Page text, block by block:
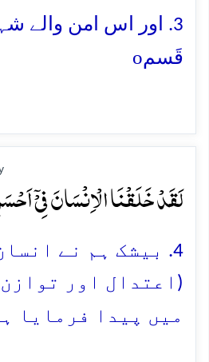
3. اور اس امن والے
قَسمo
لَقَدۡ خَلَقۡنَا الۡاِنۡسَانَ فِیۡۤ
4. بیشک ہم نے
(اعتدال اور
میں پیدا فرمایا